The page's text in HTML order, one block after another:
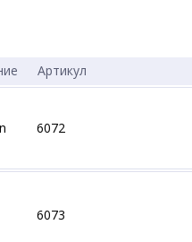
Артикул
6072
6073